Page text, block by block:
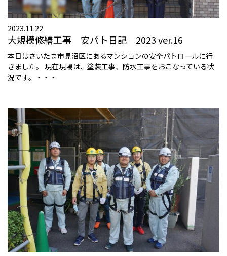
2023.11.22
大規模修繕工事 安パト日記 2023 ver.16
本日はさいたま市見沼区にあるマンションの安全パトロールに行
きました。 現在現場は、塗装工事、防水工事をおこなっている状
況です。・・・